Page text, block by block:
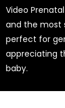
Video
and the most
perfect for
appreciating
baby.